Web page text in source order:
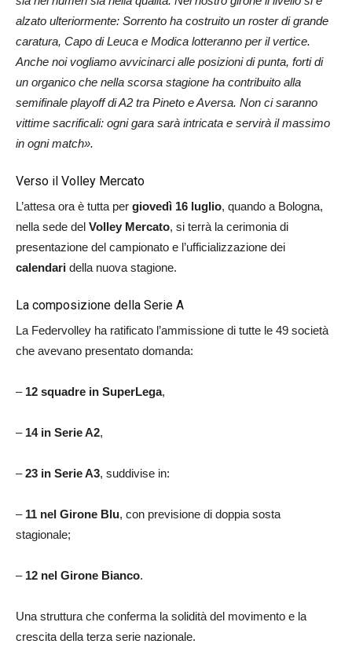
alzato ulteriormente: Sorrento ha costruito un roster di grande
caratura, Capo di Leuca e Modica lotteranno per il vertice.
Anche noi vogliamo avvicinarci alle posizioni di punta, forti di
un organico che nella scorsa stagione ha contribuito alla
semifinale playoff di A2 tra Pineto e Aversa. Non ci saranno
vittime sacrificali: ogni gara sarà intricata e servirà il massimo
in ogni match».
Verso il Volley Mercato
L’attesa ora è tutta per giovedì 16 luglio, quando a Bologna,
nella sede del Volley Mercato, si terrà la cerimonia di
presentazione del campionato e l’ufficializzazione dei
calendari della nuova stagione.
La composizione della Serie A
La Federvolley ha ratificato l’ammissione di tutte le 49 società
che avevano presentato domanda:
– 12 squadre in SuperLega,
– 14 in Serie A2,
–23 in Serie A3, suddivise in:
– 11 nel Girone Blu, con previsione di doppia sosta
stagionale;
– 12 nel Girone Bianco.
Una struttura che conferma la solidità del movimento e la
crescita della terza serie nazionale.